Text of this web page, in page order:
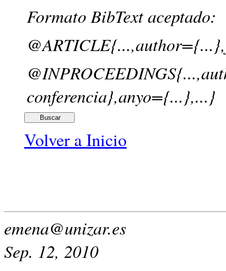
Formato BibText aceptado:
conferencia},anyo={...},...}
Volver a Inicio
emena@unizar.es
Sep. 12, 2010